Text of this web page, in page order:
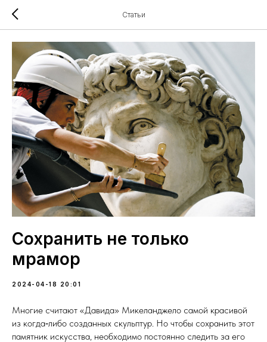
Статьи
Сохранить не только
мрамор
2024-04-18 20:01
Многие считают «Давида» Микеланджело самой красивой
из когда‑либо созданных скульптур. Но чтобы сохранить этот
памятник искусства, необходимо постоянно следить за его